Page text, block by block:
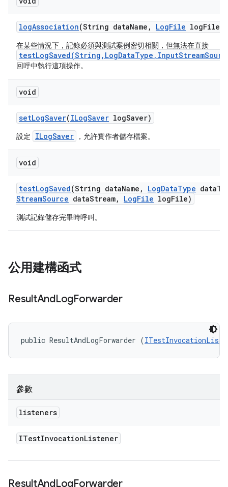
logAssociation(String dataName , LogFile logFile)
在某些情況下，記錄必須與測試案例密切相關，但無法在直接
回呼中執行這項操作。
void
setLogSaver(ILogSaver logSaver)
設定 ILogSaver ，允許實作者儲存檔案。
void
testLogSaved(String dataName , LogDataType data
StreamSource dataStream, LogFile logFile)
測試記錄儲存完畢時呼叫。
公用建構函式
ResultAndLogForwarder
public ResultAndLogForwarder (
參數
listeners
ITestInvocationListener
ResultAndLogForwarder